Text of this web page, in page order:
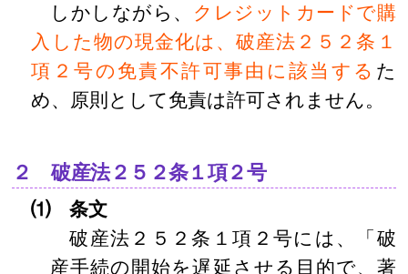
しかしながら、 クレジットカードで購
入した物の現金化は、破産法２５２条１
項２号の免責不許可事由に該当する た
め、原則として免責は許可されません。
２ 破産法２５２条１項２号
⑴ 条文
破産法２５２条１項２号には、「破
産手続の開始を遅延させる目的で、著